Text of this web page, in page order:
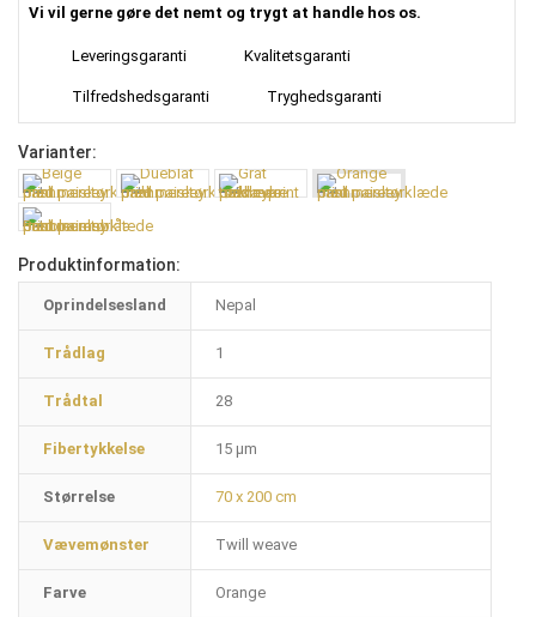
Vi vil gerne gøre det nemt og trygt at handle hos os.
Leveringsgaranti Kvalitetsgaranti
Tilfredshedsgaranti Tryghedsgaranti
Varianter:
Produktinformation:
Oprindelsesland Nepal
Trådlag 1
Trådtal 28
Fibertykkelse 15 µm
Størrelse 70 x 200 cm
Vævemønster Twill weave
Farve Orange